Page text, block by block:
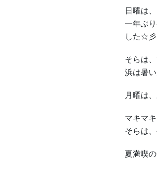
日曜は
一年ぶ
した☆彡
そらは
浜は暑
月曜は
マキマ
そらは
夏満喫